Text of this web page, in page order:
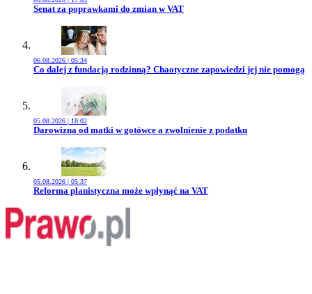
Przejdź do artykułu:
Senat za poprawkami do zmian w VAT
06.08.2026 | 05:34
Przejdź do artykułu:
Co dalej z fundacją rodzinną? Chaotyczne zapowiedzi jej nie pomogą
05.08.2026 | 18:02
Przejdź do artykułu:
Darowizna od matki w gotówce a zwolnienie z podatku
05.08.2026 | 05:37
Przejdź do artykułu:
Reforma planistyczna może wpłynąć na VAT